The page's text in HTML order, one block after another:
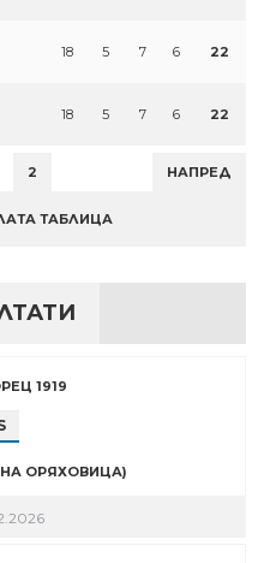
18 5 7 6 22
18 5 7 6 22
2 НАПРЕД
ТАБЛИЦА
1919
ОРЯХОВИЦА)